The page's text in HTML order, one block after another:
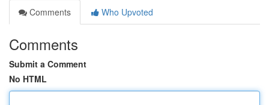
Comments
Who Upvoted
Comments
Submit a Comment
No HTML